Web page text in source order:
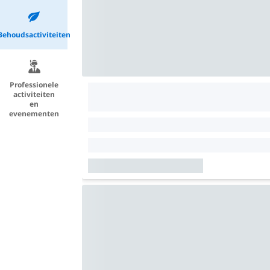
Professionele
activiteiten
en
evenementen